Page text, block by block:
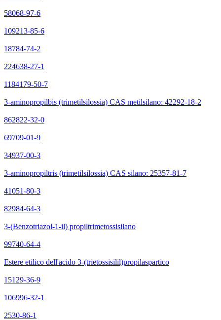
58068-97-6
109213-85-6
18784-74-2
224638-27-1
1184179-50-7
3-aminopropilbis (trimetilsilossia) CAS metilsilano: 42292-18-2
862822-32-0
69709-01-9
34937-00-3
3-aminopropiltris (trimetilsilossia) CAS silano: 25357-81-7
41051-80-3
82984-64-3
3-(Benzotriazol-1-il) propiltrimetossisilano
99740-64-4
Estere etilico dell'acido 3-(trietossisilil)propilaspartico
15129-36-9
106996-32-1
2530-86-1